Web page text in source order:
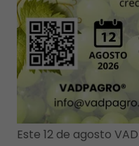
Este 12 de agosto